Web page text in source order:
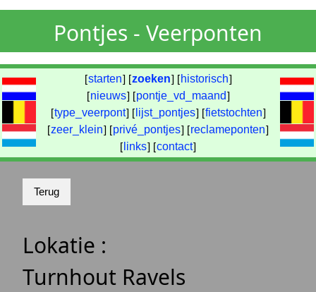
Pontjes - Veerponten
[starten] [zoeken] [ historisch]
[nieuws] [pontje_vd_maand]
[type_veerpont] [ lijst_pontjes] [fietstochten]
[zeer_klein] [privé_pontjes] [reclameponten]
[ links] [contact]
Lokatie :
Turnhout Ravels